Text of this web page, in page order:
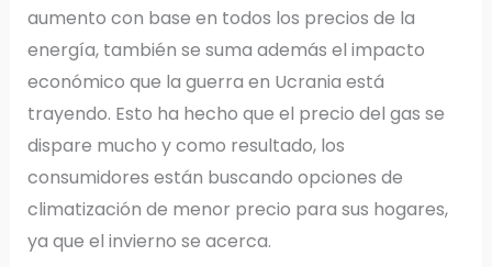
aumento con base en todos los precios de la
energía, también se suma además el impacto
económico que la guerra en Ucrania está
trayendo. Esto ha hecho que el precio del gas se
dispare mucho y como resultado, los
consumidores están buscando opciones de
climatización de menor precio para sus hogares,
ya que el invierno se acerca.